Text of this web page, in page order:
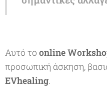
Αυτό το online
προσωπική άσκηση,
EVhealing.